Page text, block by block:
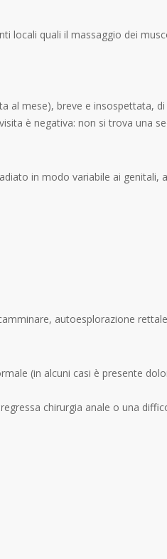
locali quali il massaggio dei
al mese), breve e
è negativa: non si trova una
in modo variabile ai genitali,
autoesplorazione
(in alcuni casi è presente
chirurgia anale o una